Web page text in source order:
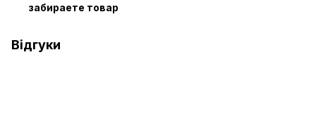
забираете товар
Відгуки